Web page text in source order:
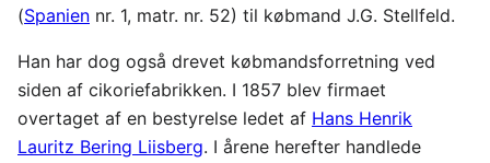
(Spanien nr. 1, matr. nr. 52) til købmand J.G. Stellfeld.
Han har dog også drevet købmandsforretning ved
siden af cikoriefabrikken. I 1857 blev firmaet
overtaget af en bestyrelse ledet af Hans Henrik
Lauritz Bering Liisberg. I årene herefter handlede